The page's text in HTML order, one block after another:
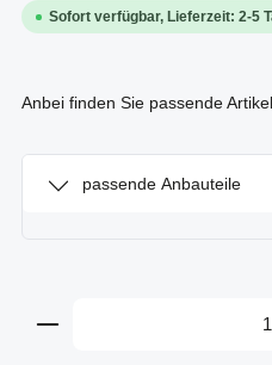
Sofort verfügbar, Lieferzeit: 2-5
Anbei finden Sie passende Artikel
passende Anbauteile
Produkt Anzahl: Gib